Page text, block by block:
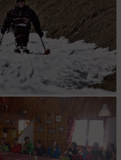
descente